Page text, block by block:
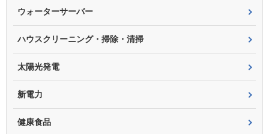
ウォーターサーバー
ハウスクリーニング・掃除・清掃
太陽光発電
新電力
健康食品